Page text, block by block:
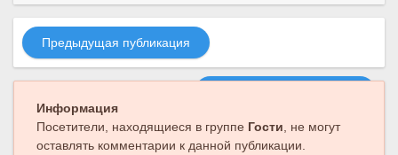
Предыдущая публикация
Информация
Посетители, находящиеся в группе Гости , не могут
оставлять комментарии к данной публикации.